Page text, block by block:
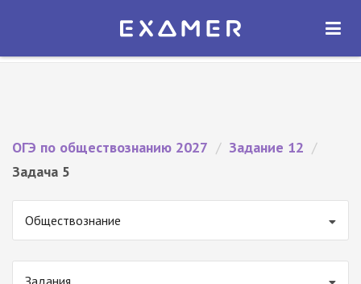
Экзамер — ЕГЭ 2027
ОТКРЫТЬ
ОГЭ по обществознанию 2027 / Задание 12 /
Задача 5
Обществознание
Задания